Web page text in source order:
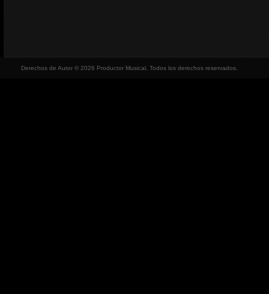
Derechos de Autor © 2026 Productor Musical, Todos los derechos reservados.